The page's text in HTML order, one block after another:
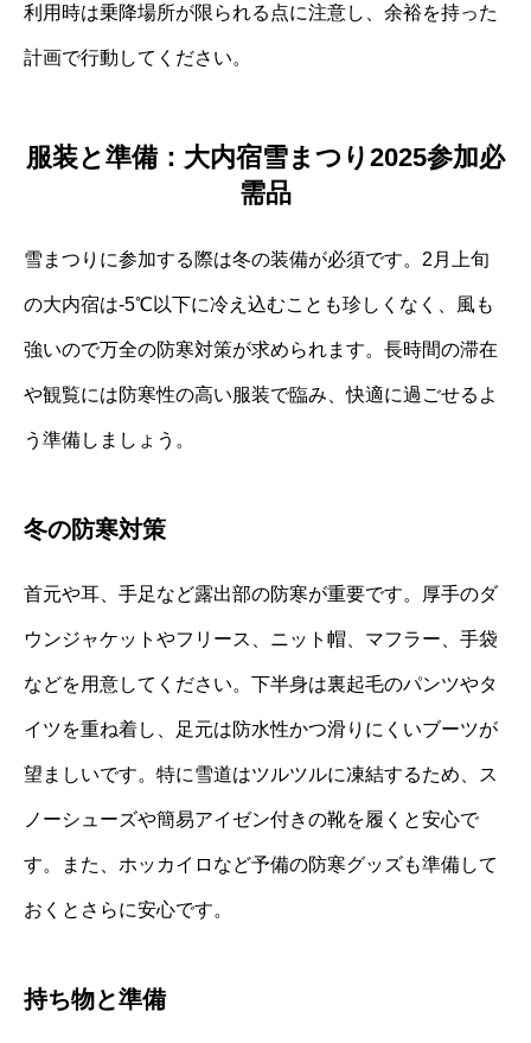
利用時は乗降場所が限られる点に注意し、余裕を持った
計画で行動してください。
服装と準備：大内宿雪まつり2025参加必
需品
雪まつりに参加する際は冬の装備が必須です。2月上旬
の大内宿は-5℃以下に冷え込むことも珍しくなく、風も
強いので万全の防寒対策が求められます。長時間の滞在
や観覧には防寒性の高い服装で臨み、快適に過ごせるよ
う準備しましょう。
冬の防寒対策
首元や耳、手足など露出部の防寒が重要です。厚手のダ
ウンジャケットやフリース、ニット帽、マフラー、手袋
などを用意してください。下半身は裏起毛のパンツやタ
イツを重ね着し、足元は防水性かつ滑りにくいブーツが
望ましいです。特に雪道はツルツルに凍結するため、ス
ノーシューズや簡易アイゼン付きの靴を履くと安心で
す。また、ホッカイロなど予備の防寒グッズも準備して
おくとさらに安心です。
持ち物と準備